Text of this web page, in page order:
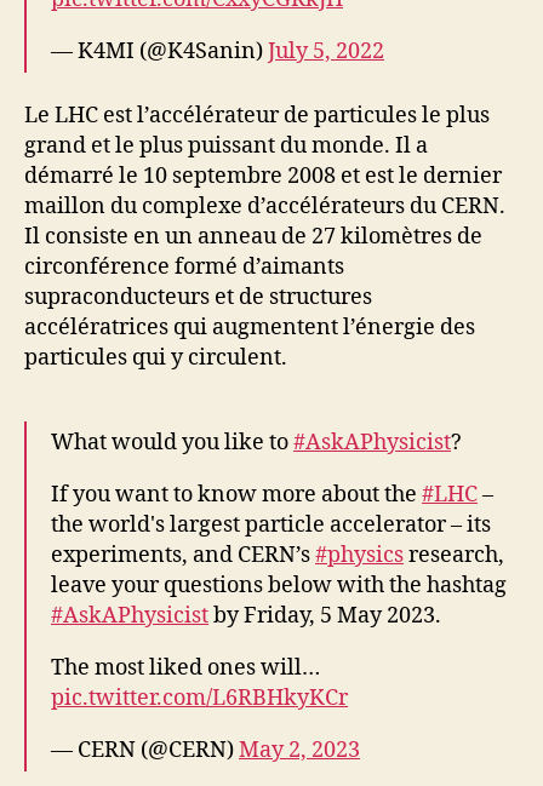
— K4MI (@K4Sanin)July 5, 2022
Le LHC est l’accélérateur de particules le plus
grand et le plus puissant du monde. Il a
démarré le 10 septembre 2008 et est le dernier
maillon du complexe d’accélérateurs du CERN.
Il consiste en un anneau de 27 kilomètres de
circonférence formé d’aimants
supraconducteurs et de structures
accélératrices qui augmentent l’énergie des
particules qui y circulent.
What would you like to#AskAPhysicist?
If you want to know more about the #LHC–
the world's largest particle accelerator – its
experiments, and CERN’s#physicsresearch,
leave your questions below with the hashtag
#AskAPhysicistby Friday, 5 May 2023.
The most liked ones will…
pic.twitter.com/L6RBHkyKCr
— CERN (@CERN)May 2, 2023